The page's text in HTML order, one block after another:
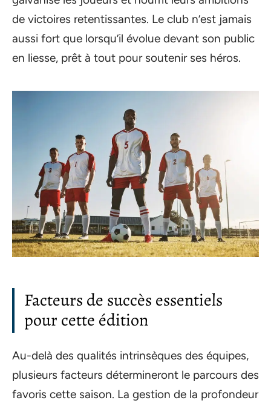
de victoires retentissantes. Le club n’est jamais
aussi fort que lorsqu’il évolue devant son public
en liesse, prêt à tout pour soutenir ses héros.
Facteurs de succès essentiels
pour cette édition
Au-delà des qualités intrinsèques des équipes,
plusieurs facteurs détermineront le parcours des
favoris cette saison. La gestion de la profondeur